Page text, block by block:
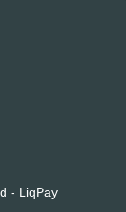
- LiqPay